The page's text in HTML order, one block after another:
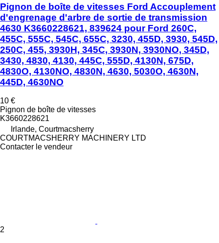
Pignon de boîte de vitesses Ford Accouplement
d'engrenage d'arbre de sortie de transmission
4630 K3660228621, 839624 pour Ford 260C,
455C, 555C, 545C, 655C, 3230, 455D, 3930, 545D,
250C, 455, 3930H, 345C, 3930N, 3930NO, 345D,
3430, 4830, 4130, 445C, 555D, 4130N, 675D,
4830O, 4130NO, 4830N, 4630, 5030O, 4630N,
445D, 4630NO
10 €
Pignon de boîte de vitesses
K3660228621
Irlande, Courtmacsherry
COURTMACSHERRY MACHINERY LTD
Contacter le vendeur
2